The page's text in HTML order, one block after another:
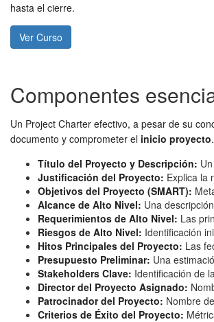
hasta el cierre.
Ver Curso
Componentes
Un Project Charter efectivo, a pesar de su
documento y comprometer el inicio proyecto
Título del Proyecto y Descripción:
Justificación del Proyecto: Explica la
Objetivos del Proyecto (SMART):
Alcance de Alto Nivel: Una
Requerimientos de Alto Nivel: Las
Riesgos de Alto Nivel: Identificación
Hitos Principales del Proyecto: Las
Presupuesto Preliminar: Una
Stakeholders Clave: Identificación de
Director del Proyecto Asignado:
Patrocinador del Proyecto: Nombre
Criterios de Éxito del Proyecto: